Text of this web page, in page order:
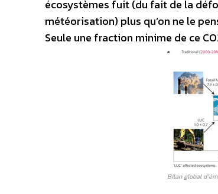
écosystèmes fuit (du fait de la
météorisation) plus qu’on ne le
Seule une fraction minime de ce
Bilan global